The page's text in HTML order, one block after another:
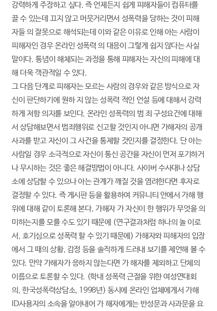
강력하게 주장하고 싶다. 즉 언제든지 쉽게 피해자들이 컴퓨터를
끌 수 있는데 끄지 않고 머뭇거리면서 성폭력을 당하는 것이 피해
자들 의 잘못으로 해석되는데 이와 같은 이유로 인해 아는 사람이
피해자인 경우 온라인 성폭력 의 대응이 그렇게 쉽지 않다는 사실
말이다. 통념이 해체되는 과정을 통해 피해자는 자신의 피해에 대
해 더욱 객관적일 수 있다.
그 다음 단계로 피해자는 모르는 사람의 경우와 같은 방식으로 자
신이 판단하기에 원하 지 않는 성폭력 적인 언설 등에 대해서 강력
하게 저항 의지를 보인다. 온라인 성폭력의 범 죄 구성요건에 대해
서 상담해보면서 범죄행위로 신고할 것인지 아니면 가해자의 공개
사과를 받고 자신이 그 사건을 통제할 것인지를 결정한다. 단 아는
사람일 경우 소극적으로 자신이 통신 공간을 자신이 먼저 포기하거
나 무시하는 것은 좋은 해결방법이 아니다. 사이버 수사대나 상담
소에 상담할 수 있으나 아는 관계가 깨질 것을 염려한다면 후자로
결정할 수 있다. 즉 게시판 등을 활용하여 커뮤니티 안에서 가해 행
위에 대해 같이 토론해 본다. 가해자 가 자신이 한 행위가 무엇을 의
미하는지를 모를 수도 있기 때문에 (연구결과처럼 하나의 놀 이로
서, 호기심으로 성폭력 할 수 있기 때문에) 가해자와 피해자의 입장
에서 그 때의 상황, 감정 등을 솔직하게 드러내 보기를 제언해 볼 수
있다. 만약 가해자가 응하지 않는다면 가 해자를 제외하고 단체의
이름으로 토론할 수 있다. (학내 성폭력 근절을 위한 여성연대회
의, 한국성폭력상담소, 1998년) 동시에 온라인 업체에게서 가해
ID사용자의 소속을 알아내어 가 해자에게는 반성문과 사과문을 요